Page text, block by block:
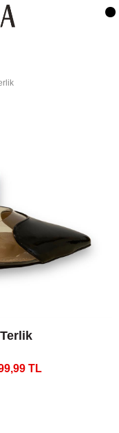
TL